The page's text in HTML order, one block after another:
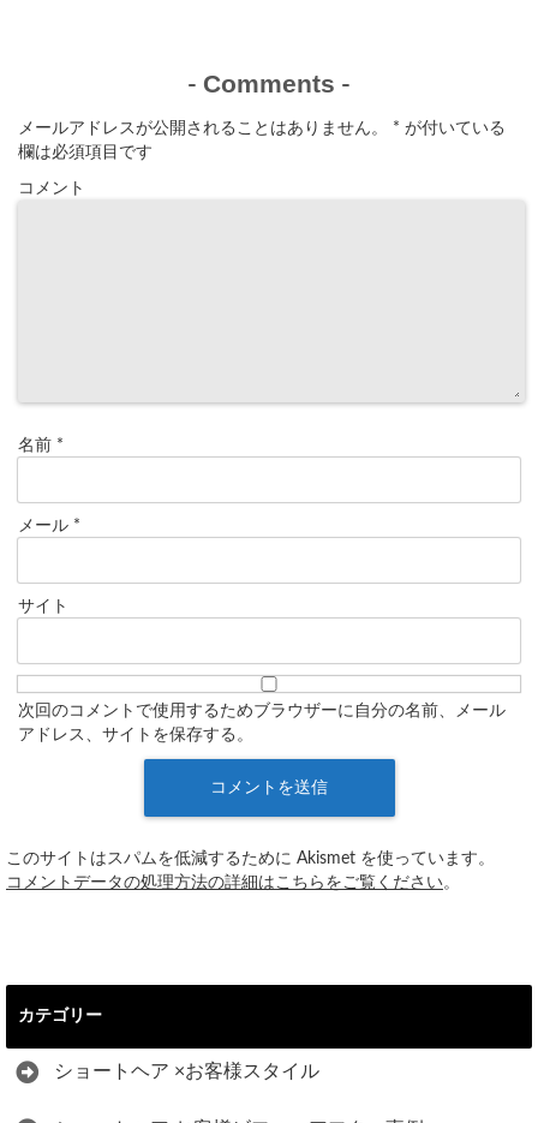
- Comments -
メールアドレスが公開されることはありません。 * が付いている
欄は必須項目です
コメント
名前 *
メール *
サイト
次回のコメントで使用するためブラウザーに自分の名前、メール
アドレス、サイトを保存する。
このサイトはスパムを低減するために Akismet を使っています。
コメントデータの処理方法の詳細はこちらをご覧ください。
カテゴリー
ショートヘア ×お客様スタイル